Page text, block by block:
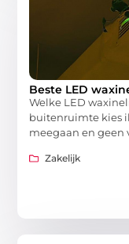
Beste LED
Welke LED
buitenruimte kies
meegaan en geen
Zakelijk